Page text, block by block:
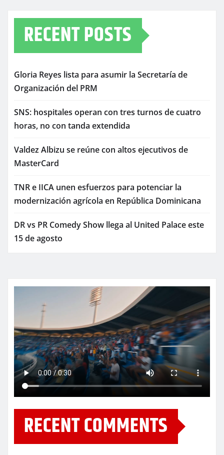
RECENT POSTS
Gloria Reyes lista para asumir la Secretaría de
Organización del PRM
SNS: hospitales operan con tres turnos de cuatro
horas, no con tanda extendida
Valdez Albizu se reúne con altos ejecutivos de
MasterCard
TNR e IICA unen esfuerzos para potenciar la
modernización agrícola en República Dominicana
DR vs PR Comedy Show llega al United Palace este
15 de agosto
RECENT COMMENTS